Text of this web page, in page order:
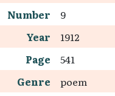
Number
9
Year
1912
Page
541
Genre
poem